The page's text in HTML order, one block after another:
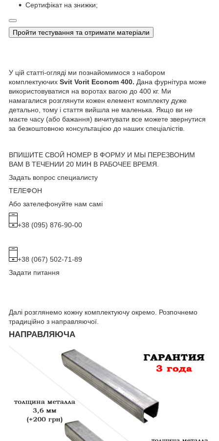
Сертифікат на знижки;
Пройти тестування та отримати матеріали
У цій статті-огляді ми познайомимося з набором
комплектуючих Svit Vorit Econom 400. Дана фурнітура може
використовуватися на воротах вагою до 400 кг. Ми
намагалися розглянути кожен елемент комплекту дуже
детально, тому і стаття вийшла не маленька. Якщо ви не
маєте часу (або бажання) вичитувати все можете звернутися
за безкоштовною консультацією до наших спеціалістів.
ВПИШИТЕ СВОЙ НОМЕР В ФОРМУ И МЫ ПЕРЕЗВОНИМ
ВАМ В ТЕЧЕНИИ 20 МИН В РАБОЧЕЕ ВРЕМЯ.
Задать вопрос специалисту
ТЕЛЕФОН
Або зателефонуйте нам самі
+38 (095) 876-90-00
+38 (067) 502-71-89
Задати питання
Далі розглянемо кожну комплектуючу окремо. Розпочнемо
традиційно з направляючої.
НАПРАВЛЯЮЧА